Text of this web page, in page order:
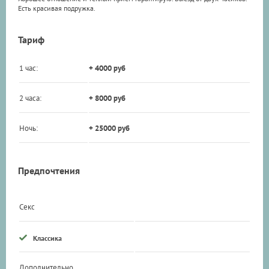
Есть красивая подружка.
Тариф
1 час: + 4000 руб
2 часа: + 8000 руб
Ночь: + 25000 руб
Предпочтения
Секс
Классика